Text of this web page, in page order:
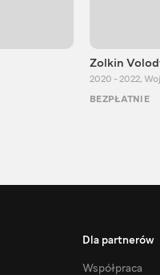
Zolkin
2020 - 2022,
BEZPŁATNIE
Dla partnerów
Współpraca